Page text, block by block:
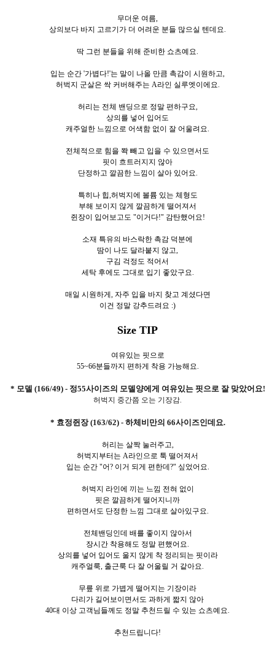
무더운 여름,
상의보다 바지 고르기가 더 어려운 분들 많으실 텐데요.
딱 그런 분들을 위해 준비한 쇼츠예요.
입는 순간 '가볍다!'는 말이 나올 만큼 촉감이 시원하고,
허벅지 군살은 싹 커버해주는 A라인 실루엣이에요.
허리는 전체 밴딩으로 정말 편하구요,
상의를 넣어 입어도
캐주얼한 느낌으로 어색함 없이 잘 어울려요.
전체적으로 힘을 쫙 빼고 입을 수 있으면서도
핏이 흐트러지지 않아
단정하고 깔끔한 느낌이 살아 있어요.
특히나 힙,허벅지에 볼륨 있는 체형도
부해 보이지 않게 깔끔하게 떨어져서
쥔장이 입어보고도 "이거다!" 감탄했어요!
소재 특유의 바스락한 촉감 덕분에
땀이 나도 달라붙지 않고,
구김 걱정도 적어서
세탁 후에도 그대로 입기 좋았구요.
매일 시원하게, 자주 입을 바지 찾고 계셨다면
이건 정말 강추드려요 :)
Size TIP
여유있는 핏으로
55~66분들까지 편하게 착용 가능해요.
* 모델 (166/49) - 정55사이즈의 모델양에게 여유있는 핏으로 잘 맞았어요!
허벅지 중간쯤 오는 기장감.
* 효정쥔장 (163/62) - 하체비만의 66사이즈인데요.
허리는 살짝 눌러주고,
허벅지부터는 A라인으로 툭 떨어져서
입는 순간 "어? 이거 되게 편한데?" 싶었어요.
허벅지 라인에 끼는 느낌 전혀 없이
핏은 깔끔하게 떨어지니까
편하면서도 단정한 느낌 그대로 살아있구요.
전체밴딩인데 배를 좋이지 않아서
장시간 착용해도 정말 편했어요.
상의를 넣어 입어도 울지 않게 착 정리되는 핏이라
캐주얼룩, 출근룩 다 잘 어울릴 거 같아요.
무릎 위로 가볍게 떨어지는 기장이라
다리가 길어보이면서도 과하게 짧지 않아
40대 이상 고객님들께도 정말 추천드릴 수 있는 쇼츠예요.
추천드립니다!